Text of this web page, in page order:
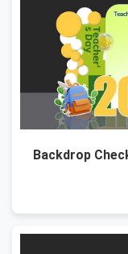
Backdrop